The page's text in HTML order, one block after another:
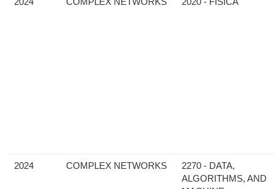
2024 COMPLEX NETWORKS
2270 - DATA,
ALGORITHMS, AND